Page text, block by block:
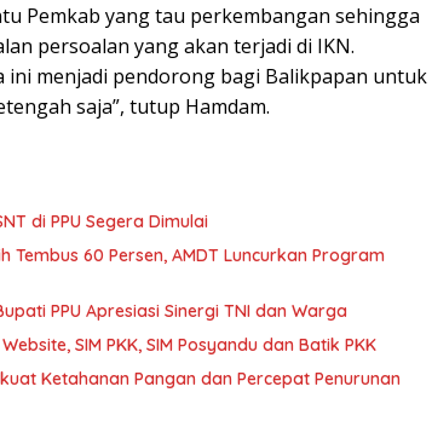
Pemkab yang tau perkembangan sehingga
persoalan yang akan terjadi di IKN.
ini menjadi pendorong bagi Balikpapan untuk
saja”, tutup Hamdam.
di PPU Segera Dimulai
Tembus 60 Persen, AMDT Luncurkan Program
PPU Apresiasi Sinergi TNI dan Warga
SIM PKK, SIM Posyandu dan Batik PKK
Ketahanan Pangan dan Percepat Penurunan